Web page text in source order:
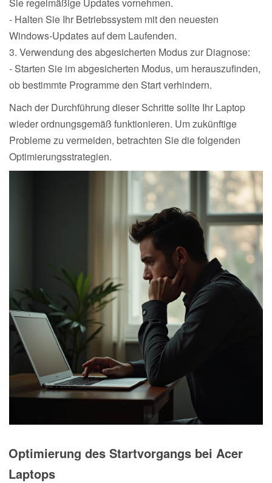
- Halten Sie Ihr Betriebssystem mit den neuesten
Windows-Updates auf dem Laufenden.
3. Verwendung des abgesicherten Modus zur Diagnose:
- Starten Sie im abgesicherten Modus, um herauszufinden,
ob bestimmte Programme den Start verhindern.
Nach der Durchführung dieser Schritte sollte Ihr Laptop
wieder ordnungsgemäß funktionieren. Um zukünftige
Probleme zu vermeiden, betrachten Sie die folgenden
Optimierungsstrategien.
Optimierung des Startvorgangs bei Acer
Laptops